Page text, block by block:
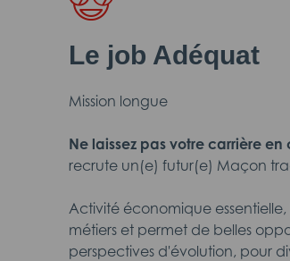
Le job Adéquat
Mission longue
Ne laissez pas votre carrière en
recrute un(e) futur(e) Maçon
Activité économique
métiers et permet de belles
perspectives d'évolution, pour